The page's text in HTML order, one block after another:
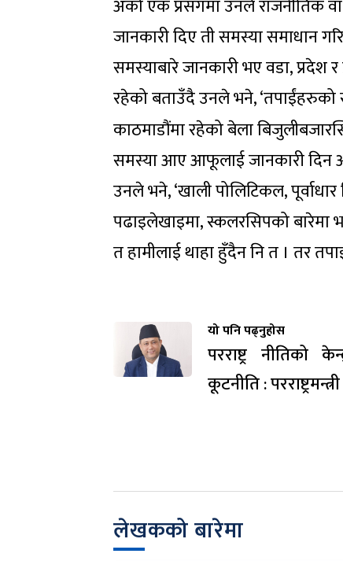
अर्को एक प्रसंगमा उनले राजनीतिक
जानकारी दिए ती समस्या समाधान
समस्याबारे जानकारी भए वडा, प्रदेश
रहेको बताउँदै उनले भने, ‘तपाईंहरुको
काठमाडौंमा रहेको बेला
समस्या आए आफूलाई जानकारी दिन
उनले भने, ‘खाली पोलिटिकल,
पढाइलेखाइमा, स्कलरसिपको बारेमा
त हामीलाई थाहा हुँदैन नि त । तर
यो पनि पढ्नुहोस
परराष्ट्र नीतिको
कूटनीति :
लेखकको बारेमा